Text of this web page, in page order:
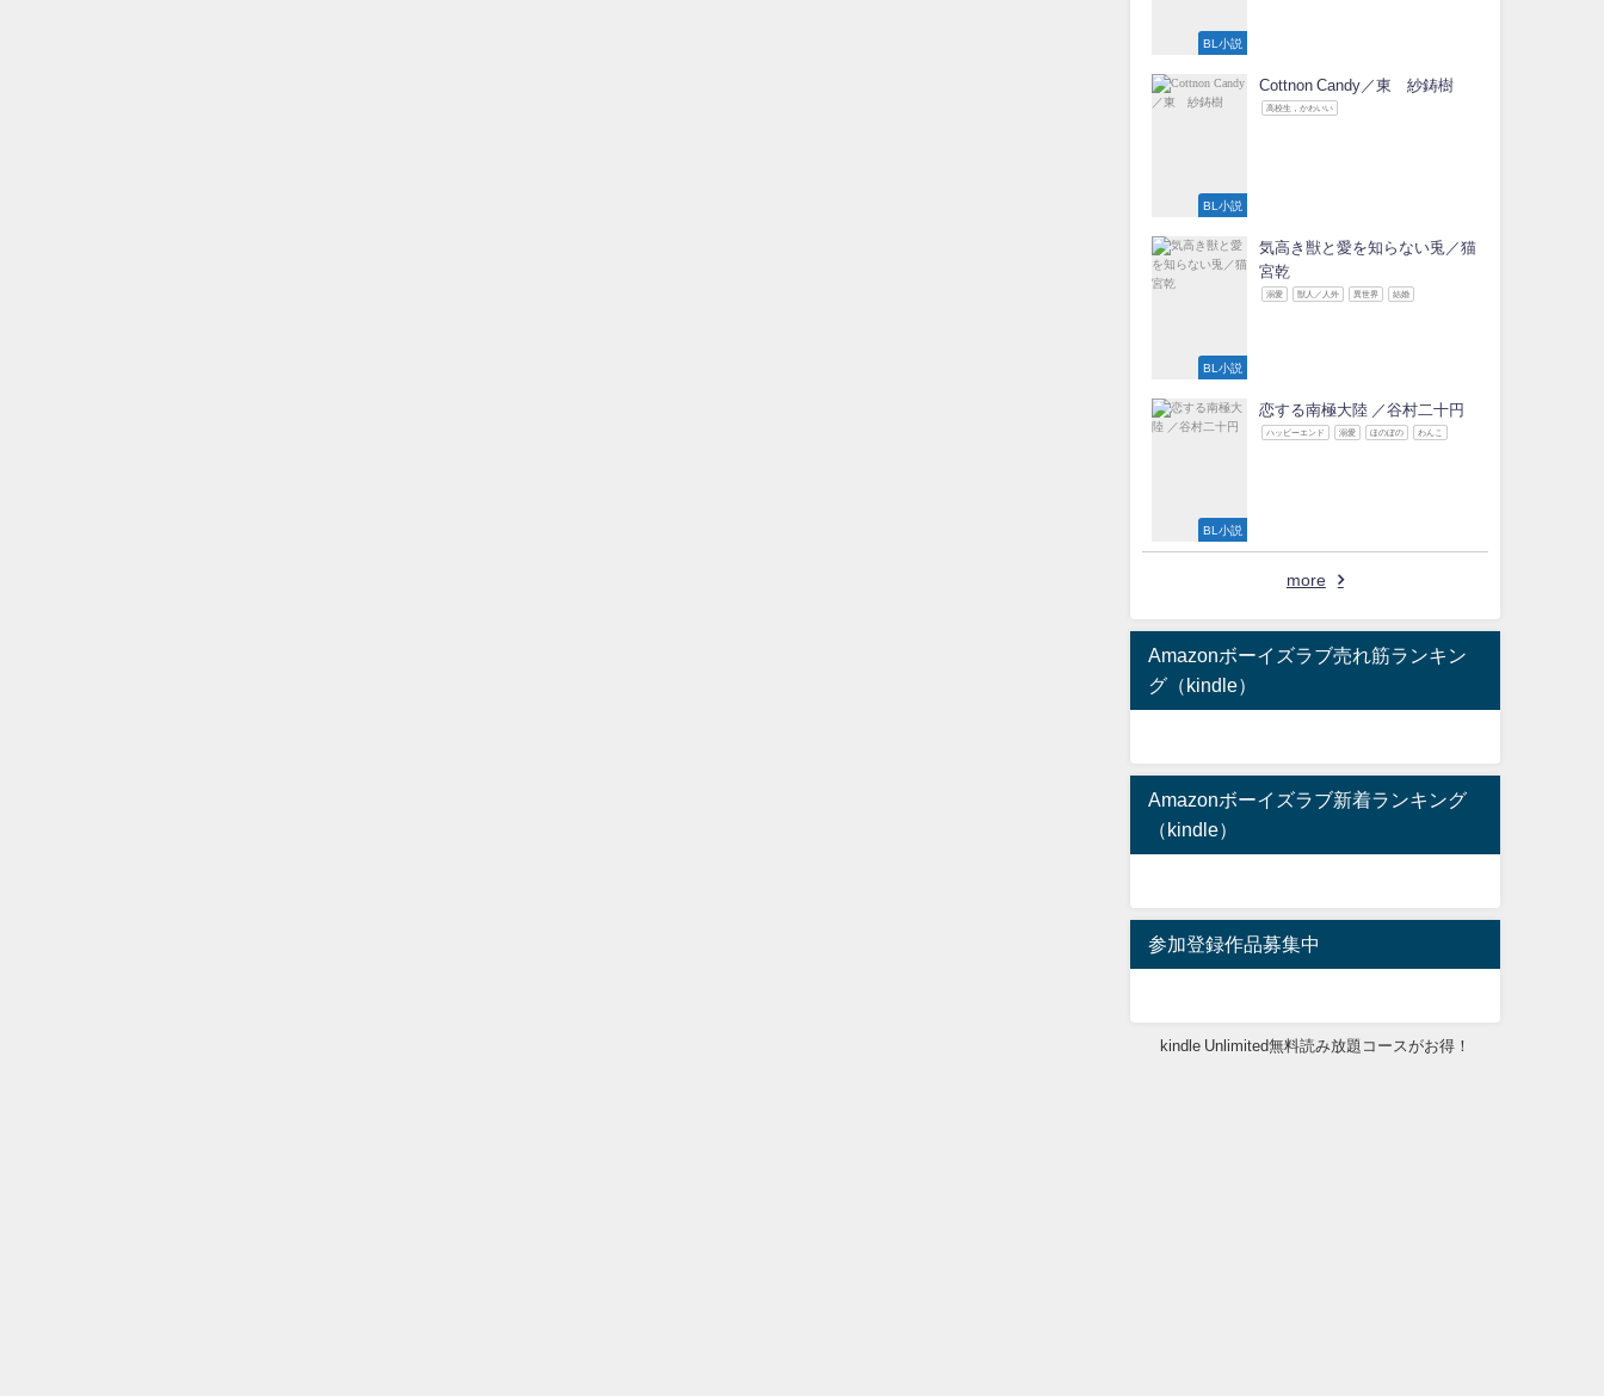
BL小説
BL小説
Cottnon Candy／東 紗鋳樹
高校生，かわいい
BL小説
気高き獣と愛を知らない兎／猫
宮乾
溺愛 獣人／人外 異世界 結婚
BL小説
恋する南極大陸 ／谷村二十円
ハッピーエンド 溺愛 ほのぼの わんこ
more
Amazonボーイズラブ売れ筋ランキン
グ（kindle）
Amazonボーイズラブ新着ランキング
（kindle）
参加登録作品募集中
kindle Unlimited無料読み放題コースがお得！